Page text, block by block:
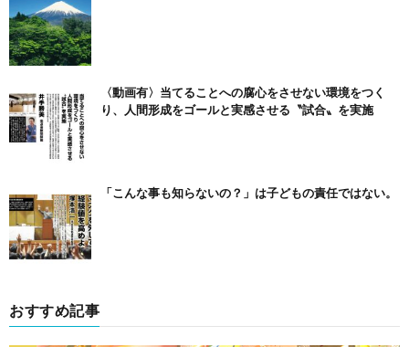
〈動画有〉当てることへの腐心をさせない環境をつく
り、人間形成をゴールと実感させる〝試合〟を実施
「こんな事も知らないの？」は子どもの責任ではない。
おすすめ記事